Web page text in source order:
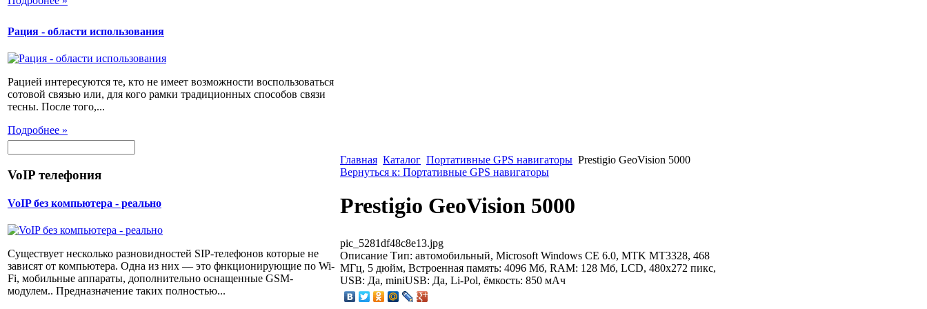
Рация - области использования
Рацией интересуются те, кто не имеет возможности воспользоваться
сотовой связью или, для кого рамки традиционных способов связи
тесны. После того,...
Подробнее »
VoIP телефония
VoIP без компьютера - реально
Существует несколько разновидностей SIP-телефонов которые не
зависят от компьютера. Одна из них — это фнкционирующие по Wi-
Fi, мобильные аппараты, дополнительно оснащенные GSM-
модулем.. Предназначение таких полностью...
Главная Каталог Портативные GPS навигаторы Prestigio GeoVision 5000
Вернуться к: Портативные GPS навигаторы
Prestigio GeoVision 5000
pic_5281df48c8e13.jpg
Описание Тип: автомобильный, Microsoft Windows CE 6.0, MTK MT3328, 468
МГц, 5 дюйм, Встроенная память: 4096 Мб, RAM: 128 Мб, LCD, 480x272 пикс,
USB: Да, miniUSB: Да, Li-Pol, ёмкость: 850 мАч